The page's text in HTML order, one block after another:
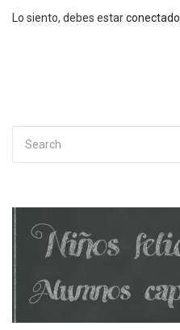
Lo siento, debes estarconectado